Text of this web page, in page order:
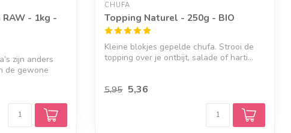
- 1kg -
zijn anders
de gewone
CHUFA
Topping Naturel - 250g - BIO
Kleine blokjes gepelde chufa. Strooi de
topping over je ontbijt, salade of harti...
5,95 5,36